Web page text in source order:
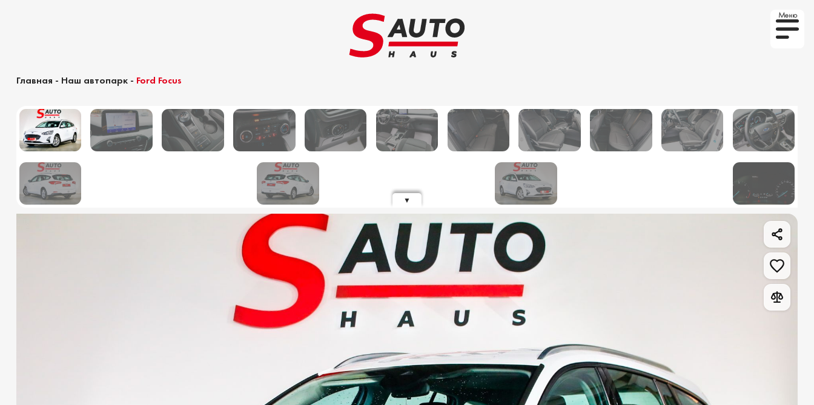
Меню
Главная - Наш автопарк- Ford Focus
Калькулятор растаможки Обмен авто Авто на заказ